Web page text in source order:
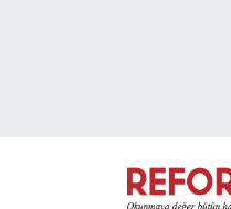
Trafik Durumu